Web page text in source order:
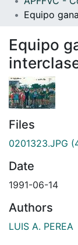
Equipo
Files
0201323.JPG
Date
1991-06-14
Authors
LUIS A. PEREA